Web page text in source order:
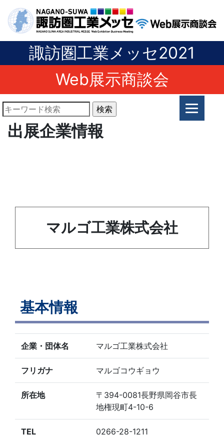
諏訪圏工業メッセ2021
Web展示商談会
出展企業情報
マルゴ工業株式会社
基本情報
企業・団体名 マルゴ工業株式会社
フリガナ マルゴコウギョウ
所在地
〒394-0081長野県岡谷市長
地権現町4-10-6
TEL 0266-28-1211